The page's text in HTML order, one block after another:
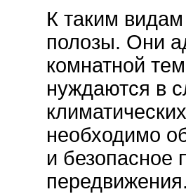
К таким
полозы. Они
комнатной
нуждаются в
необходимо
и безопасное